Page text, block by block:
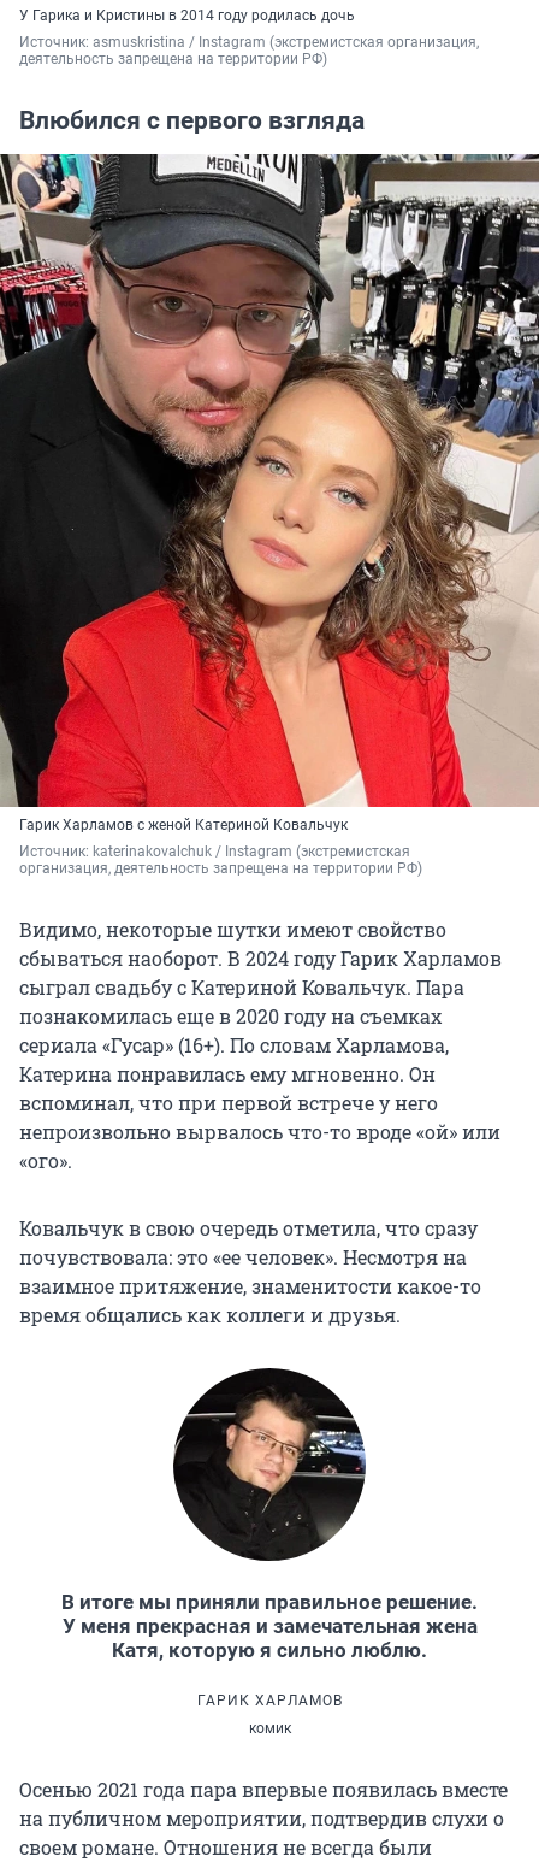
У Гарика и Кристины в 2014 году родилась дочь
Источник: asmuskristina / Instagram (экстремистская организация,
деятельность запрещена на территории РФ)
Влюбился с первого взгляда
Гарик Харламов с женой Катериной Ковальчук
Источник: katerinakovalchuk / Instagram (экстремистская
организация, деятельность запрещена на территории РФ)
Видимо, некоторые шутки имеют свойство
сбываться наоборот. В 2024 году Гарик Харламов
сыграл свадьбу с Катериной Ковальчук. Пара
познакомилась еще в 2020 году на съемках
сериала «Гусар» (16+). По словам Харламова,
Катерина понравилась ему мгновенно. Он
вспоминал, что при первой встрече у него
непроизвольно вырвалось что-то вроде «ой» или
«ого».
Ковальчук в свою очередь отметила, что сразу
почувствовала: это «ее человек». Несмотря на
взаимное притяжение, знаменитости какое-то
время общались как коллеги и друзья.
В итоге мы приняли правильное решение.
У меня прекрасная и замечательная жена
Катя, которую я сильно люблю.
ГАРИК ХАРЛАМОВ
комик
Осенью 2021 года пара впервые появилась вместе
на публичном мероприятии, подтвердив слухи о
своем романе. Отношения не всегда были